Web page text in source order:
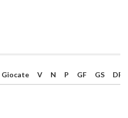
Giocate V N P GF GS DR